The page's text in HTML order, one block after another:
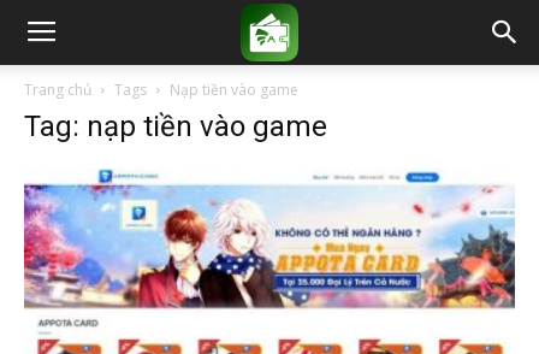
Trang chủ Tags Nạp tiền vào game
Tag: nạp tiền vào game